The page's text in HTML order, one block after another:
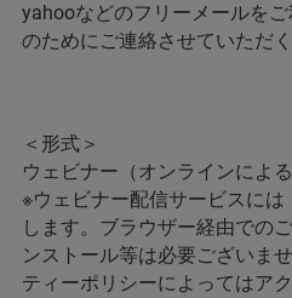
yahooなどのフリーメールを
のためにご連絡させていただ
＜形式＞
ウェビナー（オンラインによる
※ウェビナー配信サービスには
します。ブラウザー経由での
ンストール等は必要ございま
ティーポリシーによってはア